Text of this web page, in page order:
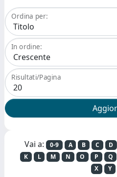
Ordina per:
In ordine:
Risultati/Pagina
Vai a: 0-9 A B C D
K
L M N O P Q
X
Y